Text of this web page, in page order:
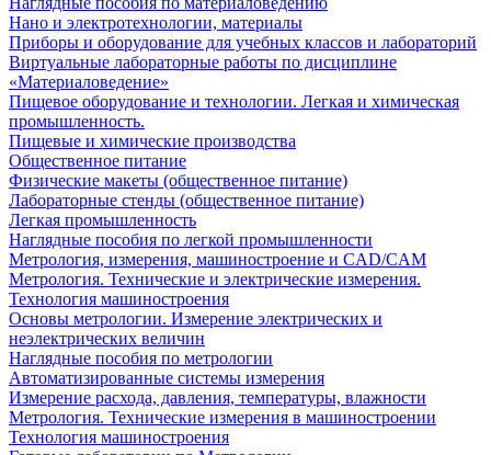
Нано и электротехнологии, материалы
Приборы и оборудование для учебных классов и лабораторий
Виртуальные лабораторные работы по дисциплине
«Материаловедение»
Пищевое оборудование и технологии. Легкая и химическая
промышленность.
Пищевые и химические производства
Общественное питание
Физические макеты (общественное питание)
Лабораторные стенды (общественное питание)
Легкая промышленность
Наглядные пособия по легкой промышленности
Метрология, измерения, машиностроение и CAD/CAM
Метрология. Технические и электрические измерения.
Технология машиностроения
Основы метрологии. Измерение электрических и
неэлектрических величин
Наглядные пособия по метрологии
Автоматизированные системы измерения
Измерение расхода, давления, температуры, влажности
Метрология. Технические измерения в машиностроении
Технология машиностроения